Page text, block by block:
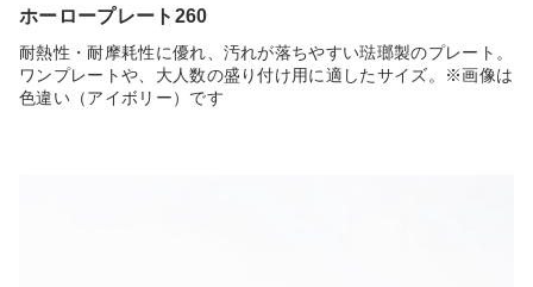
ホーロープレート260
耐熱性・耐摩耗性に優れ、汚れが落ちやすい琺瑯製のプレート。
ワンプレートや、大人数の盛り付け用に適したサイズ。※画像は
色違い（アイボリー）です